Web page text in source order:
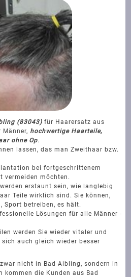
(83043) für Haarersatz aus
hochwertige Haarteile,
ohne Op.
lassen, das man Zweithaar bzw.
bei fortgeschrittenem
vermeiden möchten.
erstaunt sein, wie langlebig
Teile wirklich sind. Sie können,
Sport betreiben, es hält.
Lösungen für alle Männer -
werden Sie wieder vitaler und
auch gleich wieder besser
nicht in Bad Aibling, sondern in
kommen die Kunden aus Bad